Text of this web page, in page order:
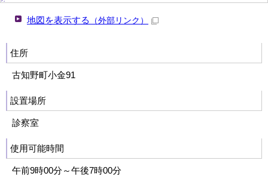
地図を表示する （外部リンク）
住所
古知野町小金91
設置場所
診察室
使用可能時間
午前9時00分～午後7時00分